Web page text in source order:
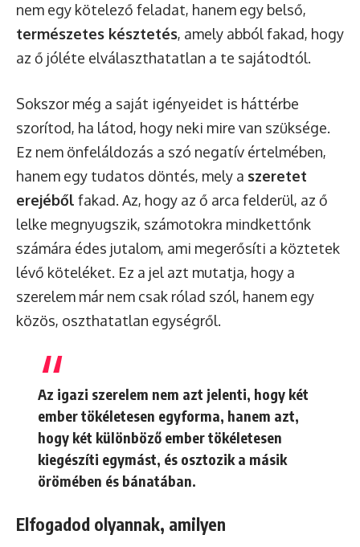
nem egy kötelező feladat, hanem egy belső,
természetes késztetés, amely abból fakad, hogy
az ő jóléte elválaszthatatlan a te sajátodtól.
Sokszor még a saját igényeidet is háttérbe
szorítod, ha látod, hogy neki mire van szüksége.
Ez nem önfeláldozás a szó negatív értelmében,
hanem egy tudatos döntés, mely a szeretet
erejéből fakad. Az, hogy az ő arca felderül, az ő
lelke megnyugszik, számotokra mindkettőnk
számára édes jutalom, ami megerősíti a köztetek
lévő köteléket. Ez a jel azt mutatja, hogy a
szerelem már nem csak rólad szól, hanem egy
közös, oszthatatlan egységről.
Az igazi szerelem nem azt jelenti, hogy két
ember tökéletesen egyforma, hanem azt,
hogy két különböző ember tökéletesen
kiegészíti egymást, és osztozik a másik
örömében és bánatában.
Elfogadod olyannak, amilyen